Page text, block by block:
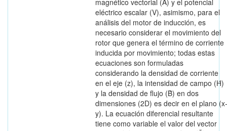
eléctrico escalar (V), asimismo, para el
análisis del motor de inducción, es
necesario considerar el movimiento del
rotor que genera el término de corriente
inducida por movimiento; todas estas
ecuaciones son formuladas
considerando la densidad de corriente
en el eje (z), la intensidad de campo (Ḣ)
y la densidad de flujo (Ḃ) en dos
dimensiones (2D) es decir en el plano (x-
y). La ecuación diferencial resultante
tiene como variable el valor del vector